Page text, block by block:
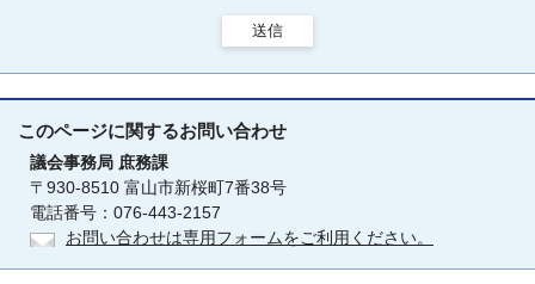
送信
このページに関するお問い合わせ
議会事務局 庶務課
〒930-8510 富山市新桜町7番38号
電話番号：076-443-2157
お問い合わせは専用フォームをご利用ください。